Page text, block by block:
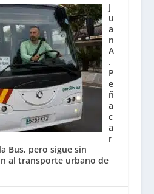
J
u
a
n
A
.
P
e
ñ
a
c
a
r
Bus, pero sigue sin
al transporte urbano de